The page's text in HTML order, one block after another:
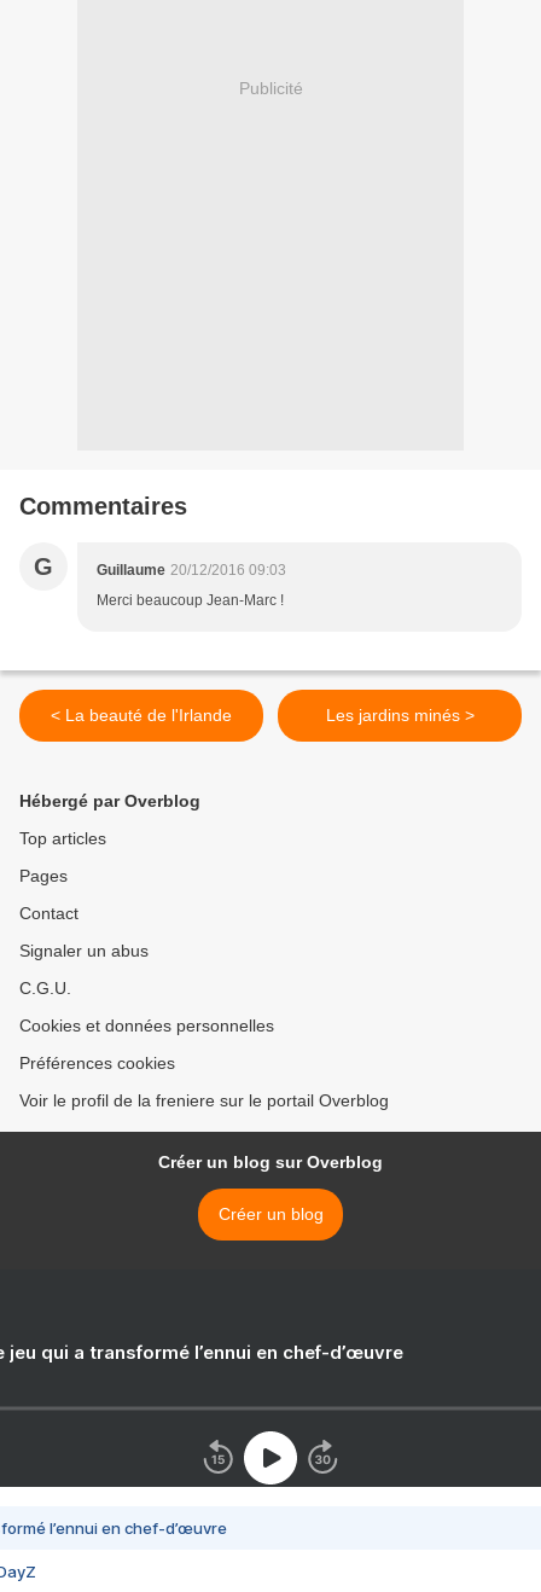
Publicité
Commentaires
G Guillaume 20/12/2016 09:03
Merci beaucoup Jean-Marc !
< La beauté de l'Irlande Les jardins minés >
Hébergé par Overblog
Top articles
Pages
Contact
Signaler un abus
C.G.U.
Cookies et données personnelles
Préférences cookies
Voir le profil de la freniere sur le portail Overblog
Créer un blog sur Overblog
Créer un blog
jeu qui a transformé l’ennui en chef-d’œuvre
l’ennui en chef-d’œuvre